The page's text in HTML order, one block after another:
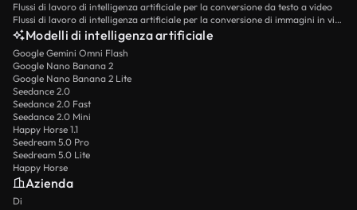
Flussi di lavoro di intelligenza artificiale per la conversione da testo a video
Flussi di lavoro di intelligenza artificiale per la conversione di immagini in video
Modelli di intelligenza artificiale
Google Gemini Omni Flash
Google Nano Banana 2
Google Nano Banana 2 Lite
Seedance 2.0
Seedance 2.0 Fast
Seedance 2.0 Mini
Happy Horse 1.1
Seedream 5.0 Pro
Seedream 5.0 Lite
Happy Horse
Azienda
Di